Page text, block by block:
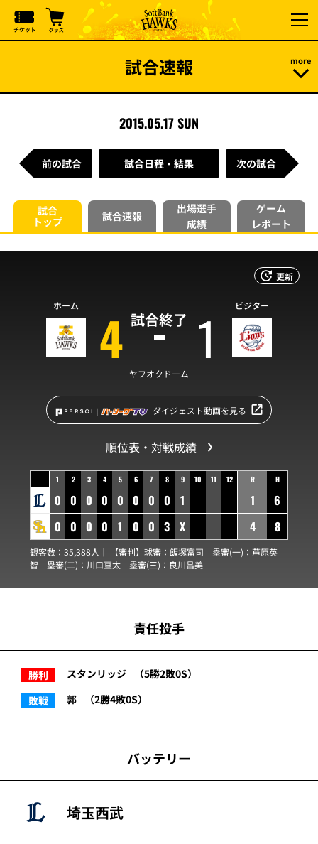
試合速報
2015.05.17 SUN
前の試合 試合日程・結果 次の試合
試合
トップ
試合速報
出場選手
成績
ゲーム
レポート
更新
試合終了
ホーム 4 1 ビジター
ヤフオクドーム
ダイジェスト動画を見る
順位表・対戦成績
1 2 3 4 5 6 7 8 9 10 11 12
0 0 0 0 0 0 0 0
1
0 0 0 0 1 0 0 3 X
R H
1
6
4
8
観客数：35,388人｜ 【審判】球審： 飯塚富司 塁審(一)： 芦原英
智 塁審(二)： 川口亘太 塁審(三)： 良川昌美
責任投手
勝利 スタンリッジ
（5勝2敗0S）
敗戦
郭 （2勝4敗0S）
バッテリー
埼玉西武